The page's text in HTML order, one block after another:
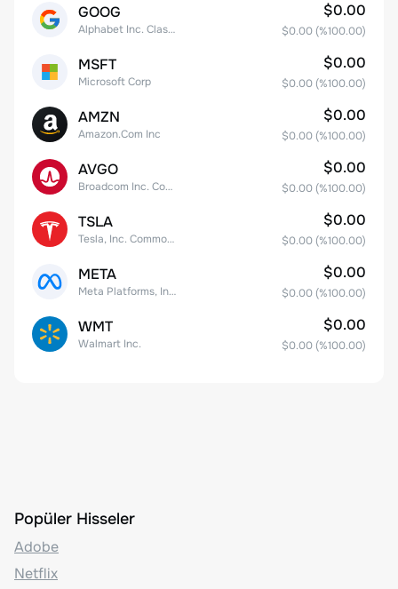
GOOG
Alphabet Inc. Class C Capital Stock
$0.00
$0.00 (%100.00)
MSFT
Microsoft Corp
$0.00
$0.00 (%100.00)
AMZN
Amazon.Com Inc
$0.00
$0.00 (%100.00)
AVGO
Broadcom Inc. Common Stock
$0.00
$0.00 (%100.00)
TSLA
Tesla, Inc. Common Stock
$0.00
$0.00 (%100.00)
META
Meta Platforms, Inc. Class A Common Stock
$0.00
$0.00 (%100.00)
WMT
Walmart Inc.
$0.00
$0.00 (%100.00)
Popüler Hisseler
Adobe
Netflix